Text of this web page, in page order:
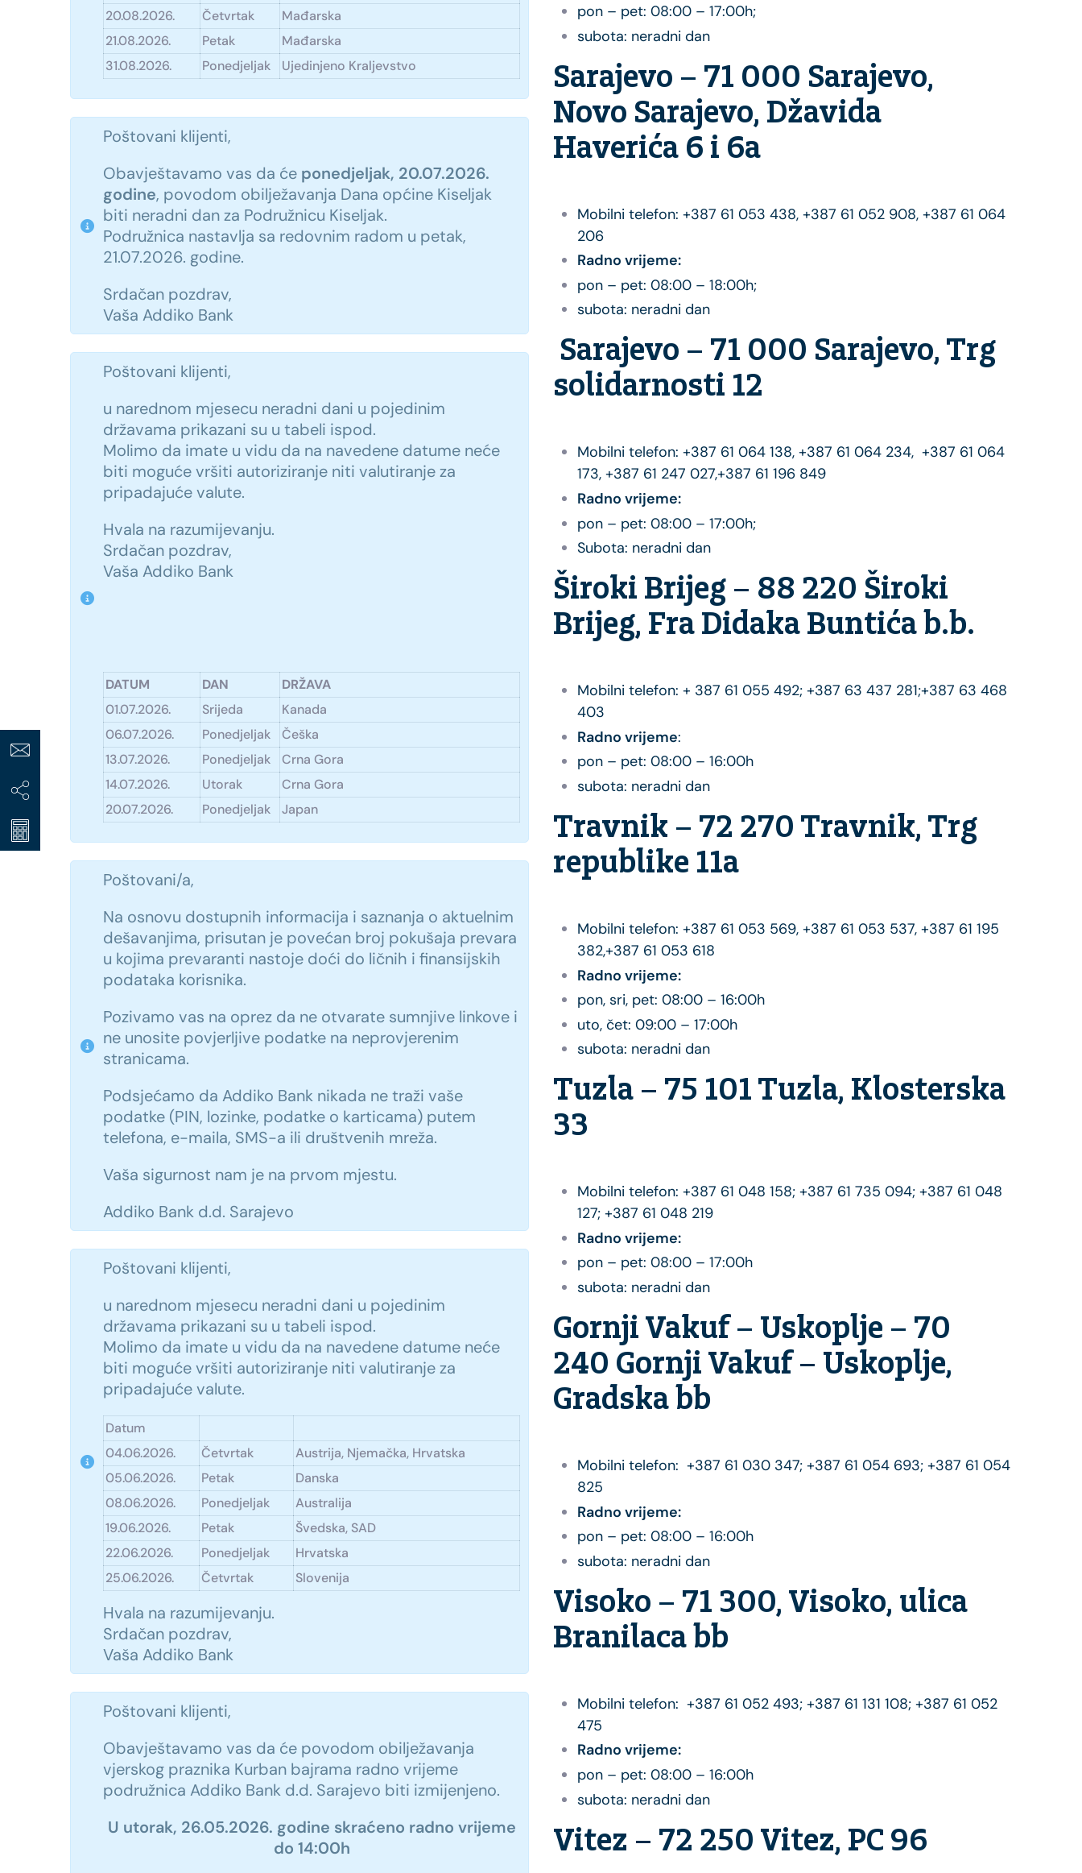
20.08.2026.
Četvrtak
Mađarska
21.08.2026.
Petak
Mađarska
31.08.2026.
Ponedjeljak Ujedinjeno Kraljevstvo
Poštovani klijenti,
Obavještavamo vas da će ponedjeljak, 20.07.2026.
godine, povodom obilježavanja Dana općine Kiseljak
biti neradni dan za Podružnicu Kiseljak.
Podružnica nastavlja sa redovnim radom u petak,
21.07.2026. godine.
Srdačan pozdrav,
Vaša Addiko Bank
Poštovani klijenti,
u narednom mjesecu neradni dani u pojedinim
državama prikazani su u tabeli ispod.
Molimo da imate u vidu da na navedene datume neće
biti moguće vršiti autoriziranje niti valutiranje za
pripadajuće valute.
Hvala na razumijevanju.
Srdačan pozdrav,
Vaša Addiko Bank
DATUM DAN
DRŽAVA
01.07.2026.
Srijeda
Kanada
06.07.2026.
Ponedjeljak
Češka
13.07.2026.
Ponedjeljak
Crna Gora
14.07.2026.
Utorak
Crna Gora
20.07.2026.
Ponedjeljak Japan
Poštovani/a,
Na osnovu dostupnih informacija i saznanja o aktuelnim
dešavanjima, prisutan je povećan broj pokušaja prevara
u kojima prevaranti nastoje doći do ličnih i finansijskih
podataka korisnika.
Pozivamo vas na oprez da ne otvarate sumnjive linkove i
ne unosite povjerljive podatke na neprovjerenim
stranicama.
Podsjećamo da Addiko Bank nikada ne traži vaše
podatke (PIN, lozinke, podatke o karticama) putem
telefona, e-maila, SMS-a ili društvenih mreža.
Vaša sigurnost nam je na prvom mjestu.
Addiko Bank d.d. Sarajevo
Poštovani klijenti,
u narednom mjesecu neradni dani u pojedinim
državama prikazani su u tabeli ispod.
Molimo da imate u vidu da na navedene datume neće
biti moguće vršiti autoriziranje niti valutiranje za
pripadajuće valute.
Datum
04.06.2026.
Četvrtak
Austrija, Njemačka, Hrvatska
05.06.2026.
Petak
Danska
08.06.2026.
Ponedjeljak
Australija
19.06.2026.
Petak
Švedska, SAD
22.06.2026.
Ponedjeljak
Hrvatska
25.06.2026.
Četvrtak Slovenija
Hvala na razumijevanju.
Srdačan pozdrav,
Vaša Addiko Bank
Poštovani klijenti,
Obavještavamo vas da će povodom obilježavanja
vjerskog praznika Kurban bajrama radno vrijeme
podružnica Addiko Bank d.d. Sarajevo biti izmijenjeno.
U utorak, 26.05.2026. godine skraćeno radno vrijeme
do 14:00h
pon – pet: 08:00 – 17:00h;
subota: neradni dan
Sarajevo – 71 000 Sarajevo,
Novo Sarajevo, Džavida
Haverića 6 i 6a
Mobilni telefon: +387 61 053 438, +387 61 052 908, +387 61 064
206
Radno vrijeme:
pon – pet: 08:00 – 18:00h;
subota: neradni dan
Sarajevo – 71 000 Sarajevo, Trg
solidarnosti 12
Mobilni telefon: +387 61 064 138, +387 61 064 234, +387 61 064
173, +387 61 247 027,+387 61 196 849
Radno vrijeme:
pon – pet: 08:00 – 17:00h;
Subota: neradni dan
Široki Brijeg – 88 220 Široki
Brijeg, Fra Didaka Buntića b.b.
Mobilni telefon: + 387 61 055 492; +387 63 437 281;+387 63 468
403
Radno vrijeme:
pon – pet: 08:00 – 16:00h
subota: neradni dan
Travnik – 72 270 Travnik, Trg
republike 11a
Mobilni telefon: +387 61 053 569, +387 61 053 537, +387 61 195
382,+387 61 053 618
Radno vrijeme:
pon, sri, pet: 08:00 – 16:00h
uto, čet: 09:00 – 17:00h
subota: neradni dan
Tuzla – 75 101 Tuzla, Klosterska
33
Mobilni telefon: +387 61 048 158; +387 61 735 094; +387 61 048
127; +387 61 048 219
Radno vrijeme:
pon – pet: 08:00 – 17:00h
subota: neradni dan
Gornji Vakuf – Uskoplje – 70
240 Gornji Vakuf – Uskoplje,
Gradska bb
Mobilni telefon: +387 61 030 347; +387 61 054 693; +387 61 054
825
Radno vrijeme:
pon – pet: 08:00 – 16:00h
subota: neradni dan
Visoko – 71 300, Visoko, ulica
Branilaca bb
Mobilni telefon: +387 61 052 493; +387 61 131 108; +387 61 052
475
Radno vrijeme:
pon – pet: 08:00 – 16:00h
subota: neradni dan
Vitez – 72 250 Vitez, PC 96